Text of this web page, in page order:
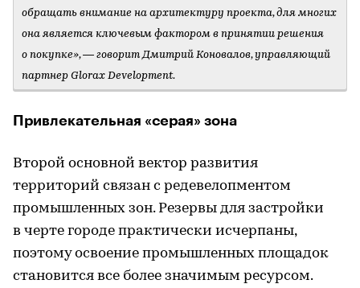
обращать внимание на архитектуру проекта, для многих
она является ключевым фактором в принятии решения
о покупке», — говорит Дмитрий Коновалов, управляющий
партнер Glorax Development.
Привлекательная «серая» зона
Второй основной вектор развития
территорий связан с редевелопментом
промышленных зон. Резервы для застройки
в черте городе практически исчерпаны,
поэтому освоение промышленных площадок
становится все более значимым ресурсом.